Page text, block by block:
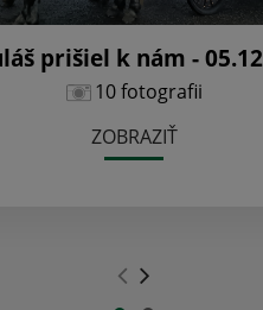
prišiel k nám -
10 fotografii
ZOBRAZIŤ